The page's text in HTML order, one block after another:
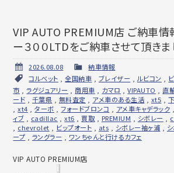
VIP AUTO PREMIUM店 ご納車情報
ー３００LTDをご納車させて頂きま
2026.08.08
納車情報
コルベット ,全国納車 ブレイザー ルビコン
市 ,ラグジュアリー ,商用車 カマロ ,VIPAUTO 直
ード
千葉県 無料査定 アメ車のある生活 xt5
,xt4 ,ターボ ,フォードブロンコ アメ車キャデラック
ィブ
cadillac ,xt6 買取 PREMIUM シボレー
chevrolet ビップオート ats シボレー袖ヶ浦
ープ
ラングラー ワンちゃんと行けるカフェ
VIP AUTO PREMIUM店